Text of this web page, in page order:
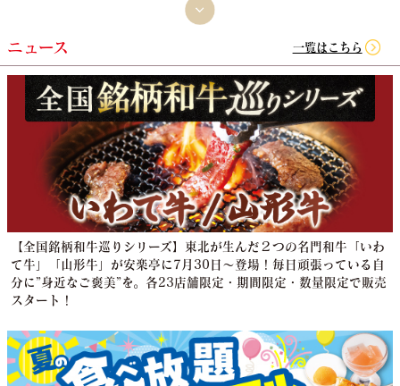
ニュース 一覧はこちら
【全国銘柄和牛巡りシリーズ】東北が生んだ２つの名門和牛「いわ
て牛」「山形牛」が安楽亭に7月30日～登場！毎日頑張っている自
分に”身近なご褒美”を。各23店舗限定・期間限定・数量限定で販売
スタート！